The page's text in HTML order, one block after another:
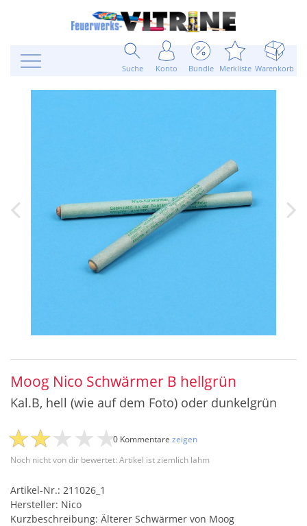
Suche Konto Bundle Merkliste Warenkorb
Moog Nico Schwärmer B hellgrün
Kal.B, hell (wie auf dem Foto) oder dunkelgrün
Noch nicht von dir bewertet: Artikel ist ziemlich lahm
0 Kommentare zeigen
Artikel-Nr.: 211026_1
Hersteller: Nico
Kurzbeschreibung: Älterer Schwärmer von Moog